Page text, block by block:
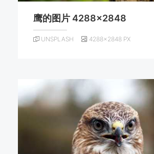
鹰的图片 4288×2848
UNSPLASH 4288×2848 PX